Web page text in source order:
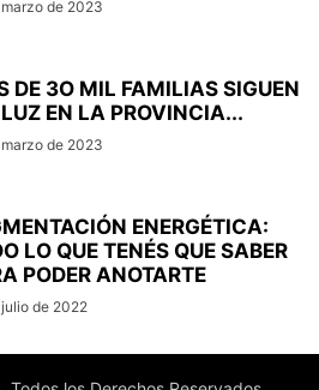
marzo de 2023
DE 3O MIL FAMILIAS SIGUEN
EN LA PROVINCIA...
de 2023
ENERGÉTICA:
LO QUE TENÉS QUE SABER
PODER ANOTARTE
de 2022